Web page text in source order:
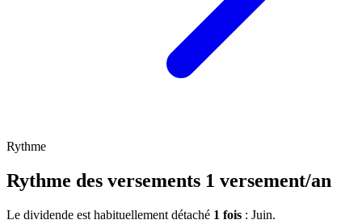
Rythme
Rythme des versements 1 versement/an
Le dividende est habituellement détaché 1 fois : Juin.